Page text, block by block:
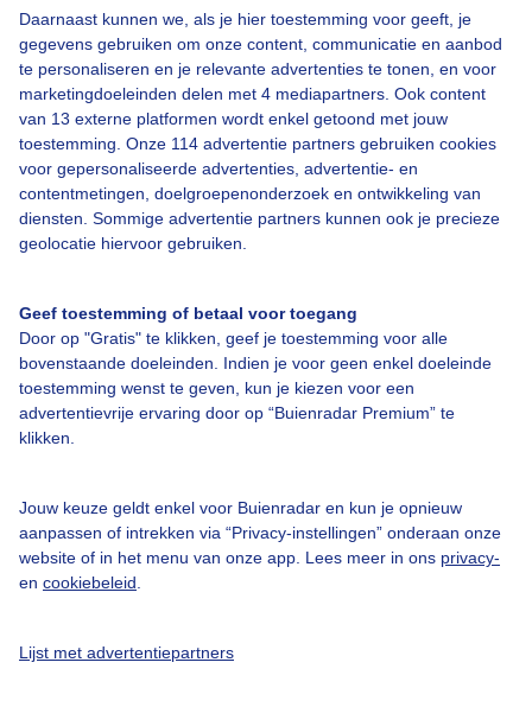
Daarnaast kunnen we, als je hier toestemming voor geeft, je
gegevens gebruiken om onze content, communicatie en aanbod
te personaliseren en je relevante advertenties te tonen, en voor
marketingdoeleinden delen met 4 mediapartners. Ook content
van 13 externe platformen wordt enkel getoond met jouw
toestemming. Onze 114 advertentie partners gebruiken cookies
voor gepersonaliseerde advertenties, advertentie- en
contentmetingen, doelgroepenonderzoek en ontwikkeling van
diensten. Sommige advertentie partners kunnen ook je precieze
geolocatie hiervoor gebruiken.
Geef toestemming of betaal voor toegang
Door op "Gratis" te klikken, geef je toestemming voor alle
bovenstaande doeleinden. Indien je voor geen enkel doeleinde
toestemming wenst te geven, kun je kiezen voor een
advertentievrije ervaring door op “Buienradar Premium” te
klikken.
Jouw keuze geldt enkel voor Buienradar en kun je opnieuw
aanpassen of intrekken via “Privacy-instellingen” onderaan onze
website of in het menu van onze app. Lees meer in ons privacy-
en cookiebeleid
Lijst met advertentiepartners
Een moment geduld aub...
Over Buienradar
Veelgestelde vragen
Contact
Toegankelijkheid
Buienradar Team
Privacy beleid
Privacy instellingen